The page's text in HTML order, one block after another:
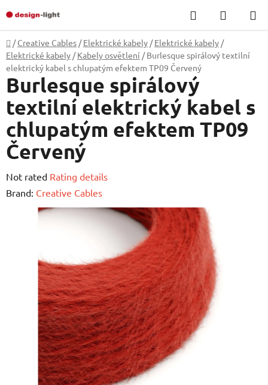
to
content
Search
CART
Home
/ Creative Cables / Elektrické kabely / Elektrické kabely /
Elektrické kabely / Kabely osvětlení / Burlesque spirálový textilní
elektrický kabel s chlupatým efektem TP09 Červený
Burlesque spirálový
textilní elektrický kabel s
chlupatým efektem TP09
Červený
The
average
product
Not rated Rating details
Brand: Creative Cables